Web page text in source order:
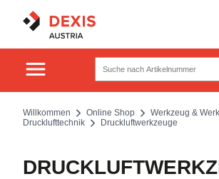
Willkommen Online Shop
Werkzeug &
Drucklufttechnik
Druckluftwerkzeuge